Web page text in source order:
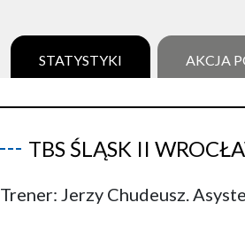
STATYSTYKI AKCJA
TBS ŚLĄSK II
Trener: Jerzy Chudeusz.